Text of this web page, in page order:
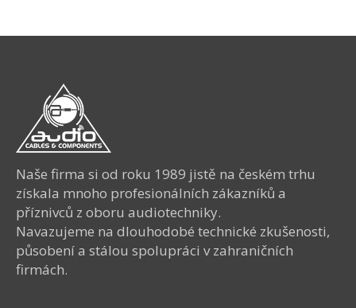
Naše firma si od roku 1989 jistě na českém trhu
získala mnoho profesionálních zákazníků a
příznivců z oboru audiotechniky.
Navazujeme na dlouhodobé technické zkušenosti,
působení a stálou spolupráci v zahraničních
firmách.